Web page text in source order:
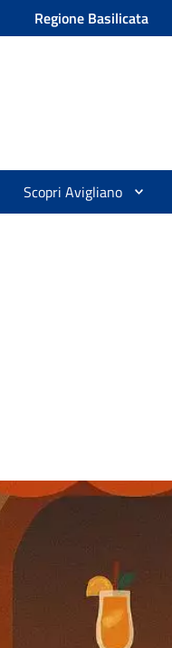
Regione Basilicata
Scopri Avigliano